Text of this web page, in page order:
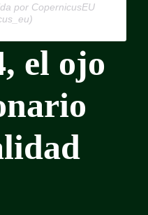
por CopernicusEU
el ojo